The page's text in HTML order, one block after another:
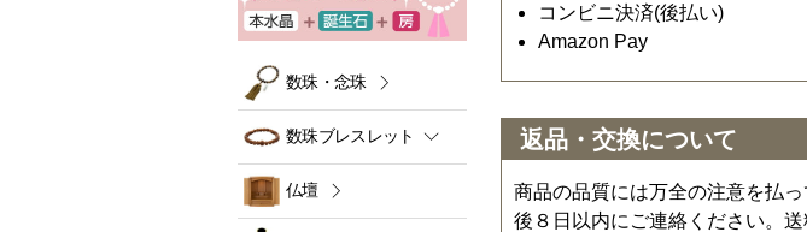
コンビニ決済(後払い)
Amazon Pay
返品・交換について
商品の品質には万全の注意を払
後８日以内にご連絡ください。
数珠・念珠
数珠ブレスレット
仏壇